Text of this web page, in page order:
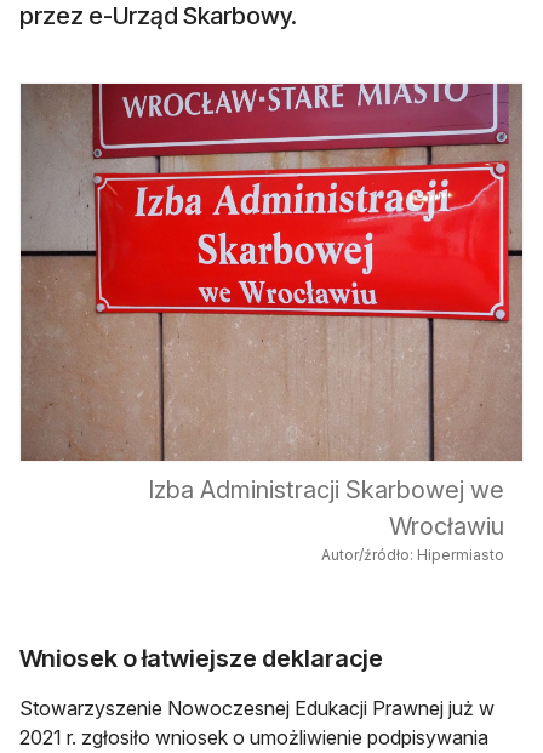
przez e-Urząd Skarbowy.
Izba Administracji Skarbowej we
Wrocławiu
Autor/źródło: Hipermiasto
Wniosek o łatwiejsze deklaracje
Stowarzyszenie Nowoczesnej Edukacji Prawnej już w
2021 r. zgłosiło wniosek o umożliwienie podpisywania